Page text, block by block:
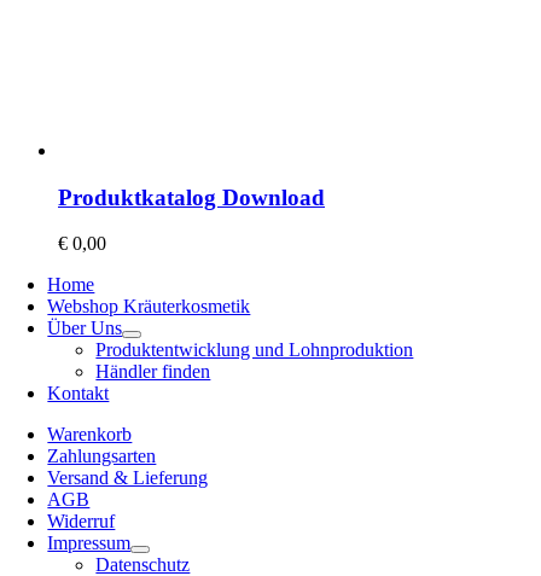
Produktkatalog Download
€ 0,00
Home
Webshop Kräuterkosmetik
Über Uns
Produktentwicklung und Lohnproduktion
Händler finden
Kontakt
Warenkorb
Zahlungsarten
Versand & Lieferung
AGB
Widerruf
Impressum
Datenschutz